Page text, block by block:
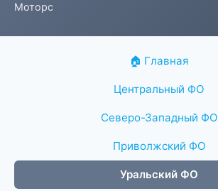
Моторс
🏠 Главная
Центральный ФО
Северо-Западный ФО
Приволжский ФО
Уральский ФО